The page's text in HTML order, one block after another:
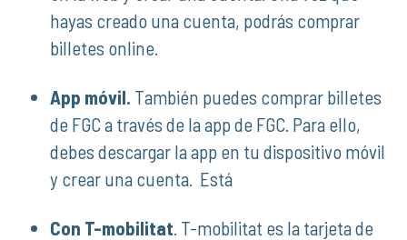
hayas creado una cuenta, podrás comprar
billetes online.
App móvil. También puedes comprar billetes
de FGC a través de la app de FGC. Para ello,
debes descargar la app en tu dispositivo móvil
y crear una cuenta. Está
Con T-mobilitat . T-mobilitat es la tarjeta de